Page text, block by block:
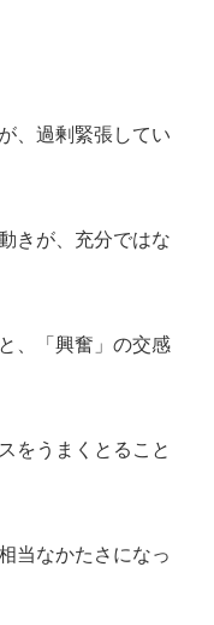
、過剰緊張してい
きが、充分ではな
、「興奮」の交感
をうまくとること
当なかたさになっ